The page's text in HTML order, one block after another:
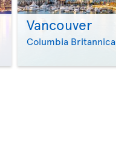
>
Vancouver
Columbia Britannica